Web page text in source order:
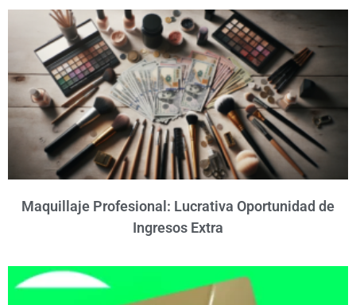
Maquillaje Profesional: Lucrativa Oportunidad de
Ingresos Extra